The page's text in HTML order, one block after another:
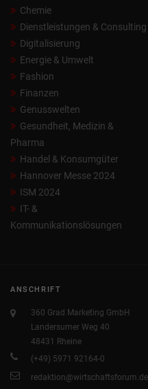
Chemie
Dienstleistungen & Consulting
Digitalisierung
Energie & Umwelt
Fashion
Finanzen
Genusswelten
Gesundheit, Medizin &
Pharma
Handel & Konsumgüter
Hannover Messe 2024
ISM 2024
IT- &
Kommunikationslösungen
ANSCHRIFT
360 Grad Marketing GmbH
Landersumer Weg 40
48431 Rheine
(+49) 5971 92164-0
redaktion@wirtschaftsforum.de